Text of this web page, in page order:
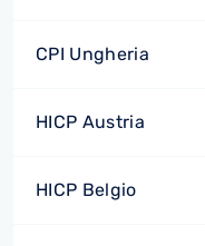
CPI Ungheria
HICP Austria
HICP Belgio